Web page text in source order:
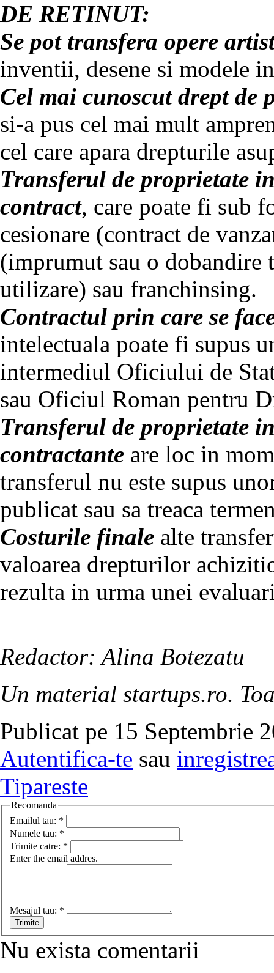
DE RETINUT:
Se pot transfera opere
inventii, desene si modele
Cel mai cunoscut drept de
si-a pus cel mai mult
cel care apara drepturile
Transferul de proprietate
contract, care poate fi sub
cesionare (contract de
(imprumut sau o dobandire
utilizare) sau franchinsing.
Contractul prin care se
intelectuala poate fi supus
intermediul Oficiului de
sau Oficiul Roman pentru
Transferul de proprietate
contractante are loc in
transferul nu este supus
publicat sau sa treaca
Costurile finale alte
valoarea drepturilor
rezulta in urma unei
Redactor: Alina Botezatu
Un material startups.ro.
Publicat pe 15 Septembrie
Autentifica-te sau
Tipareste
Recomanda
Emailul tau: *
Numele tau: *
Trimite catre: *
Enter the email addres.
Mesajul tau: *
Nu exista comentarii